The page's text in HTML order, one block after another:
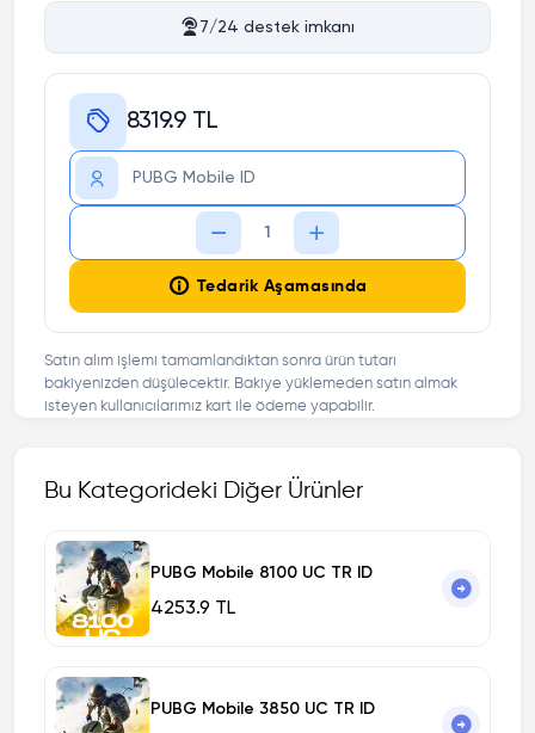
7/24 destek imkanı
8319.9 TL
Tedarik Aşamasında
Satın alım işlemi tamamlandıktan sonra ürün tutarı
bakiyenizden düşülecektir. Bakiye yüklemeden satın almak
isteyen kullanıcılarımız kart ile ödeme yapabilir.
Bu Kategorideki Diğer Ürünler
PUBG Mobile 8100 UC TR ID
4253.9 TL
PUBG Mobile 3850 UC TR ID